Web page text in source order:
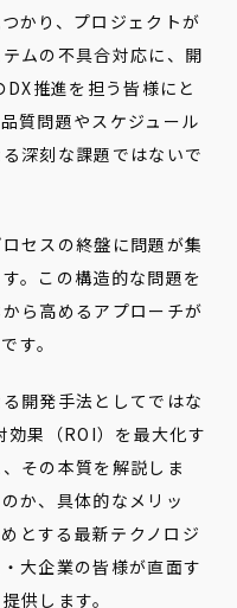
かり、プロジェクトが
ムの不具合対応に、開
推進を担う皆様にと
質問題やスケジュール
深刻な課題ではないで
セスの終盤に問題が集
。この構造的な問題を
ら高めるアプローチが
す。
開発手法としてではな
効果（ROI）を最大化す
その本質を解説しま
か、具体的なメリッ
とする最新テクノロジ
大企業の皆様が直面す
供します。